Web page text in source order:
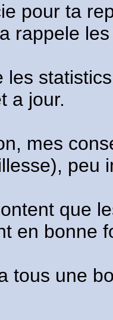
pour ta
rappele
les
a jour.
mes
peu
que
en bonne
tous une